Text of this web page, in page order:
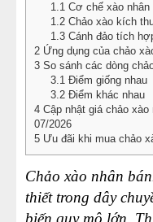
13-Chảo xào nhân
14-Chảo xào nhân
15-Chảo xào nhân
16-Chảo xào nhân
17- Tủ ủ bột 16 khay
18-Máy cán bột 2
19
Máy cán bột 2
20 -Máy thái thịt
1.1Cơ chế xào nhân
1.2Chảo xào kích
1.3Cánh đảo tích
2 Ứng dụng của chảo
3 So sánh các dòng
3.1Điểm giống nhau
3.2Điểm khác nhau
4 Cập nhật giá chảo
07/2026
5 Ưu đãi khi mua chảo
Chảo xào nhân
thiết trong dây